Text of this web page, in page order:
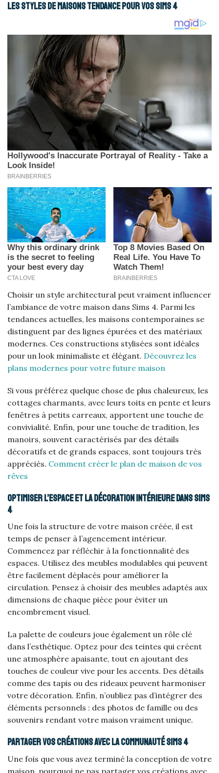
Les styles de maisons tendance pour vos Sims 4
Choisir un style architectural peut vraiment influencer
l’ambiance de votre maison dans Sims 4. Parmi les
tendances actuelles, les maisons contemporaines se
distinguent par des lignes épurées et des matériaux
modernes. Ces constructions stylisées sont idéales
pour un look minimaliste et élégant. Découvrez les
plans modernes pour votre future maison
Si vous préférez quelque chose de plus chaleureux, les
cottages charmants, avec leurs toits en pente et leurs
fenêtres à petits carreaux, apportent une touche de
convivialité. Enfin, pour une touche de tradition, les
manoirs, souvent caractérisés par des détails
décoratifs et de grands espaces, sont toujours très
appréciés. Comment créer le plan de maison de vos
rêves
Optimiser l’espace et la décoration intérieure dans Sims
4
Une fois la structure de votre maison créée, il est
temps de penser à l’agencement intérieur.
Commencez par réfléchir à la fonctionnalité des
espaces. Utilisez des meubles modulables qui peuvent
être facilement déplacés pour améliorer la
circulation. Pensez à choisir des meubles adaptés aux
dimensions de chaque pièce pour éviter un
encombrement visuel.
La palette de couleurs joue également un rôle clé
dans l’esthétique. Optez pour des teintes qui créent
une atmosphère apaisante, tout en ajoutant des
touches de couleur vive pour les accents. Des détails
comme des tapis ou des rideaux peuvent harmoniser
votre décoration. Enfin, n’oubliez pas d’intégrer des
éléments personnels : des photos de famille ou des
souvenirs rendant votre maison vraiment unique.
Partager vos créations avec la communauté Sims 4
Une fois que vous avez terminé la conception de votre
maison, pourquoi ne pas partager vos créations avec